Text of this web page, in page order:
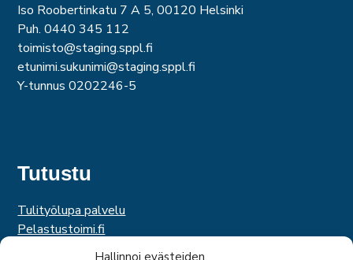
Hallinnoi evästeiden
Iso Roobertinkatu 7 A 5, 00120 Helsinki
Puh. 0440 345 112
toimisto@staging.sppl.fi
etunimi.sukunimi@staging.sppl.fi
Y-tunnus 0202246-5
Tutustu
Tulityölupa palvelu
Pelastustoimi.fi
Hätäkeskuslaitos